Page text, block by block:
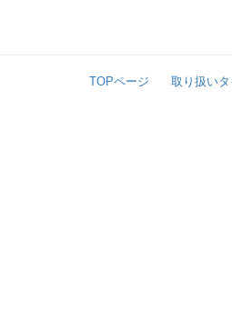
TOPページ 取り扱い